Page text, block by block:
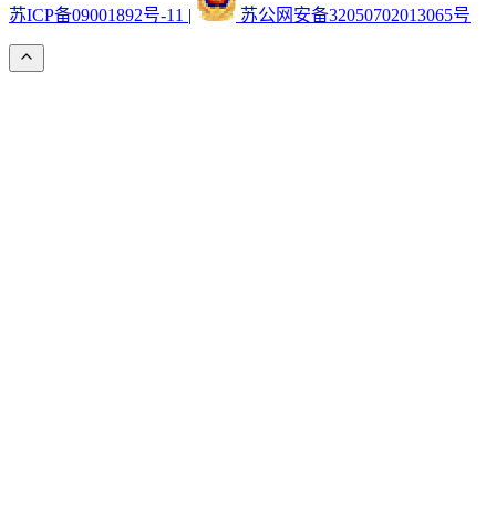
苏ICP备09001892号-11 | 苏公网安备32050702013065号